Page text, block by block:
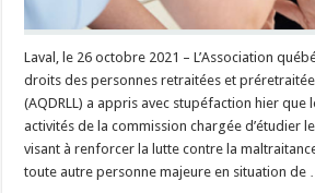
Laval, le 26 octobre 2021 – L’Association
droits des personnes retraitées et
(AQDRLL) a appris avec stupéfaction hier que
activités de la commission chargée d’étudier
visant à renforcer la lutte contre la
toute autre personne majeure en situation de